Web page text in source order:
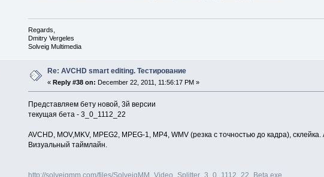
Regards,
Dmitry Vergeles
Solveig Multimedia
Re: AVCHD smart editing. Тестирование
«Reply #38 on: December 22, 2011, 11:56:17 PM »
Представляем бету новой, 3й версии
текущая бета - 3_0_1112_22
AVCHD, MOV,MKV, MPEG2, MPEG-1, MP4, WMV (резка с точностью до кадра), склейка.
Визуальный таймлайн.
http://solveigmm.com/files/SolveigMM_Video_Splitter_3_0_1112_22_Beta.exe